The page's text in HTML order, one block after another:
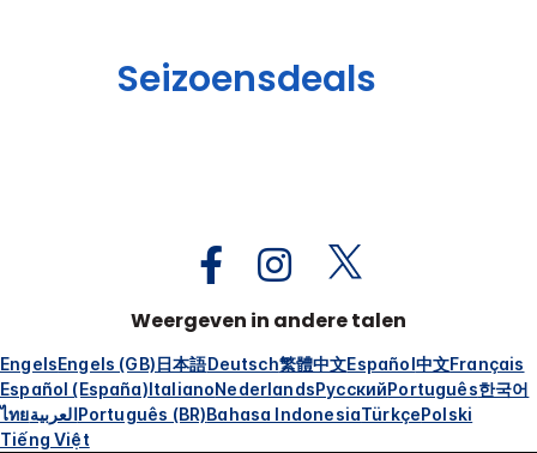
Seizoensdeals
Weergeven in andere talen
EngelsEngels (GB)日本語Deutsch繁體中文Español中文Français
Español (España)ItalianoNederlandsРусскийPortuguês한국어
ไทยالعربيةPortuguês (BR)Bahasa IndonesiaTürkçePolski
Tiếng Việt